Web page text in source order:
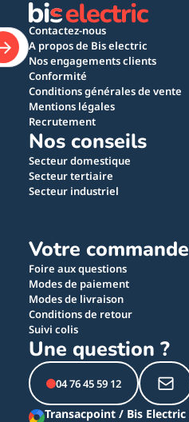
Contactez-nous
A propos de Bis electric
Nos engagements clients
Conformité
Conditions générales de vente
Mentions légales
Recrutement
Nos conseils
Secteur domestique
Secteur tertiaire
Secteur industriel
Votre commande
Foire aux questions
Modes de paiement
Modes de livraison
Conditions de retour
Suivi colis
Une question ?
04 76 45 59 12
Transacpoint / Bis Electric